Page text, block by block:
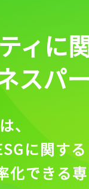
ィに
スパ
、
に関する
化できる